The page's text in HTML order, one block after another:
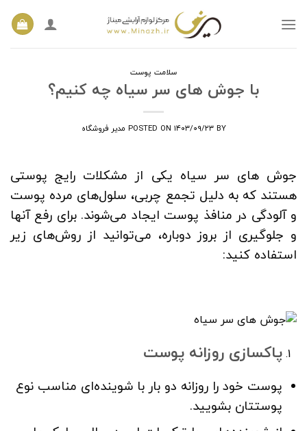
سلامت پوست
با جوش های سر سیاه چه کنیم؟
POSTED ON ۱۴۰۳/۰۹/۲۳BY مدیر فروشگاه
جوش های سر سیاه یکی از مشکلات رایج پوستی
هستند که به دلیل تجمع چربی، سلول‌های مرده پوست
و آلودگی در منافذ پوست ایجاد می‌شوند. برای رفع آنها
و جلوگیری از بروز دوباره، می‌توانید از روش‌های زیر
استفاده کنید:
پاکسازی روزانه پوست
پوست خود را روزانه دو بار با شوینده‌ای مناسب نوع
پوستتان بشویید.